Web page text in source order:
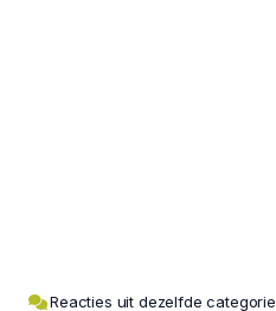
Reacties uit dezelfde categorie